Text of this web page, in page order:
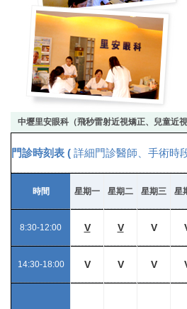
中壢里安眼科（飛秒雷射近視矯正、兒童近
門診時刻表 ( 詳細門診醫師、手術時
時間 星期一 星期二 星期三 星
8:30-12:00 V V V
14:30-18:00 V V V